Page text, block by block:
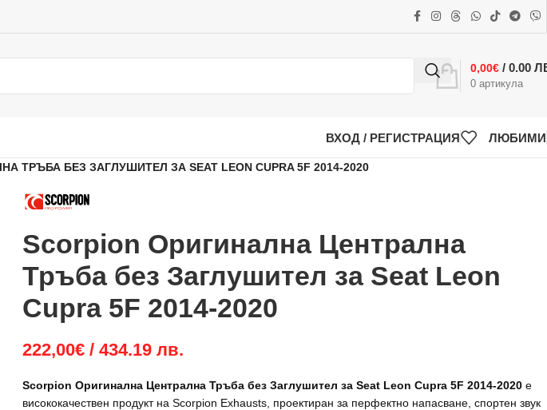
0 артикула
0,00€ / 0.00
ВХОД / РЕГИСТРАЦИЯ ЛЮБИМИ
ТРЪБА БЕЗ ЗАГЛУШИТЕЛ ЗА SEAT LEON CUPRA 5F 2014-2020
Scorpion Оригинална Централна
Тръба без Заглушител за Seat Leon
Cupra 5F 2014-2020
222,00€ / 434.19 лв.
Scorpion Оригинална Централна Тръба без Заглушител за Seat Leon Cupra 5F 2014-2020 е
висококачествен продукт на Scorpion Exhausts, проектиран за перфектно напасване, спортен звук